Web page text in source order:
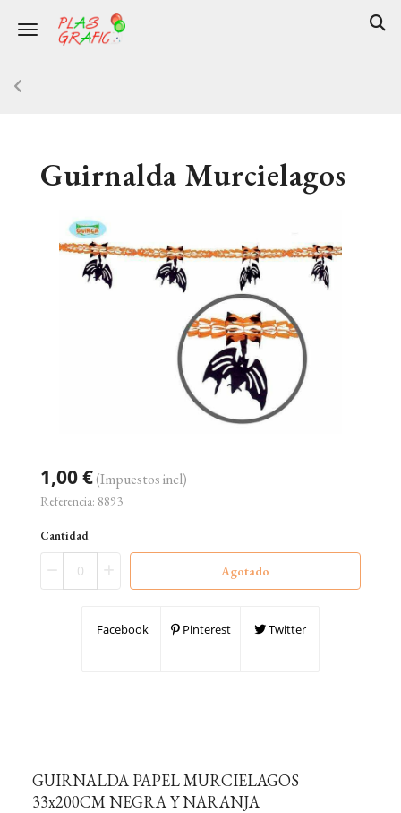
Toggle navigation
Guirnalda Murcielagos
1,00 €(Impuestos incl)
Referencia: 8893
Cantidad
Agotado
Facebook Pinterest Twitter
GUIRNALDA PAPEL MURCIELAGOS
33x200CM NEGRA Y NARANJA